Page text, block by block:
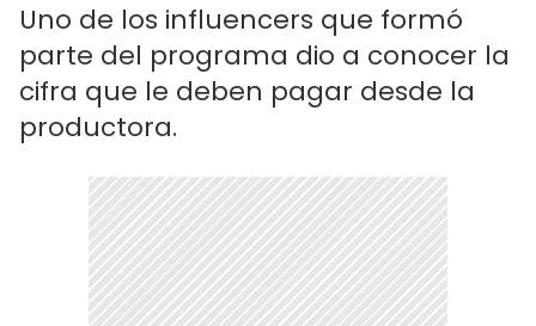
Uno de los influencers que formó
parte del programa dio a conocer la
cifra que le deben pagar desde la
productora.